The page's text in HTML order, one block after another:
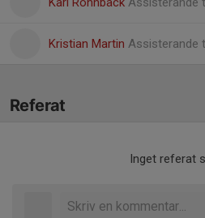
Kristian Martin Assisterande
Referat
Inget referat